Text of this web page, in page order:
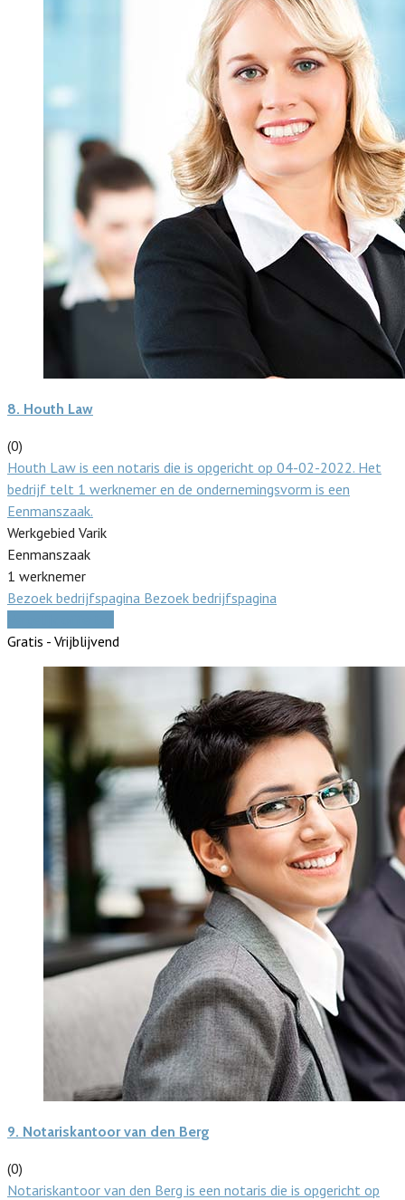
8. Houth Law
(0)
Houth Law is een notaris die is opgericht op 04-02-2022. Het
bedrijf telt 1 werknemer en de ondernemingsvorm is een
Eenmanszaak.
Werkgebied Varik
Eenmanszaak
1 werknemer
Bezoek bedrijfspagina Bezoek bedrijfspagina
Gratis - Vrijblijvend
9. Notariskantoor van den Berg
(0)
Notariskantoor van den Berg is een notaris die is opgericht op